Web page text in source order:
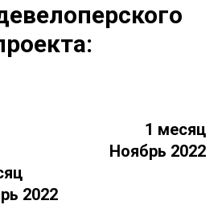
1 месяц
Ноябрь 2022
2022